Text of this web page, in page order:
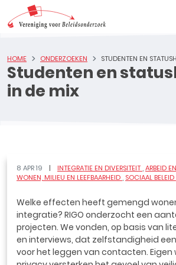
Studenten en
in de mix
HOME ONDERZOEKEN STUDENTEN EN
8 APR 19 INTEGRATIE EN DIVERSITEIT ARBEID
WONEN, MILIEU EN LEEFBAARHEID SOCIAAL BELEID
Welke effecten heeft gemengd
integratie? RIGO onderzocht een
projecten. We vonden, op basis van
en interviews, dat zelfstandigheid
voor het leggen van contacten. Eigen